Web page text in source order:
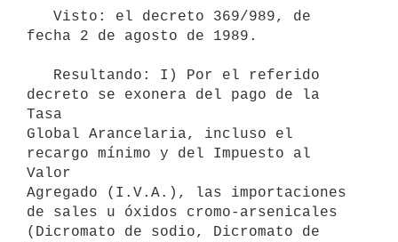
fecha 2 de agosto de 1989.
decreto se exonera del pago de la
Tasa
Global Arancelaria, incluso el
recargo mínimo y del Impuesto al
Valor
Agregado (I.V.A.), las importaciones
de sales u óxidos cromo-arsenicales
(Dicromato de sodio, Dicromato de